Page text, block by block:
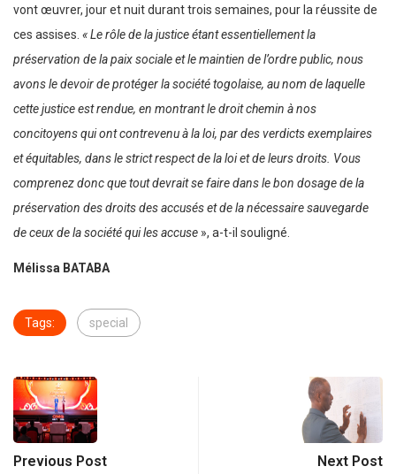
vont œuvrer, jour et nuit durant trois semaines, pour la réussite de
ces assises. « Le rôle de la justice étant essentiellement la
préservation de la paix sociale et le maintien de l’ordre public, nous
avons le devoir de protéger la société togolaise, au nom de laquelle
cette justice est rendue, en montrant le droit chemin à nos
concitoyens qui ont contrevenu à la loi, par des verdicts exemplaires
et équitables, dans le strict respect de la loi et de leurs droits. Vous
comprenez donc que tout devrait se faire dans le bon dosage de la
préservation des droits des accusés et de la nécessaire sauvegarde
de ceux de la société qui les accuse », a-t-il souligné.
Mélissa BATABA
Tags: special
Previous Post Next Post